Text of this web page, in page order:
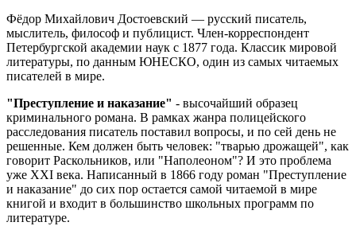
Фёдор Михайлович Достоевский — русский писатель,
мыслитель, философ и публицист. Член-корреспондент
Петербургской академии наук с 1877 года. Классик мировой
литературы, по данным ЮНЕСКО, один из самых читаемых
писателей в мире.
"Преступление и наказание" - высочайший образец
криминального романа. В рамках жанра полицейского
расследования писатель поставил вопросы, и по сей день не
решенные. Кем должен быть человек: "тварью дрожащей", как
говорит Раскольников, или "Наполеоном"? И это проблема
уже XXI века. Написанный в 1866 году роман "Преступление
и наказание" до сих пор остается самой читаемой в мире
книгой и входит в большинство школьных программ по
литературе.